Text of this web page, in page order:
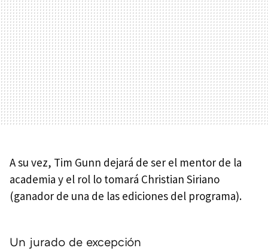
A su vez, Tim Gunn dejará de ser el mentor de la
academia y el rol lo tomará Christian Siriano
(ganador de una de las ediciones del programa).
Un jurado de excepción